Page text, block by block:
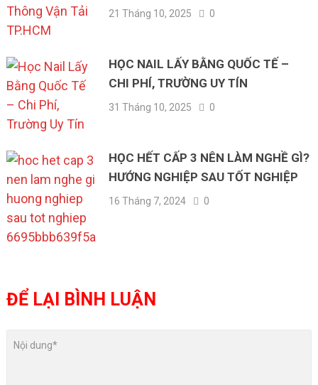
21 Tháng 10, 2025 0
HỌC NAIL LẤY BẰNG QUỐC TẾ –
CHI PHÍ, TRƯỜNG UY TÍN
31 Tháng 10, 2025 0
HỌC HẾT CẤP 3 NÊN LÀM NGHỀ GÌ?
HƯỚNG NGHIỆP SAU TỐT NGHIỆP
16 Tháng 7, 2024 0
ĐỂ LẠI BÌNH LUẬN